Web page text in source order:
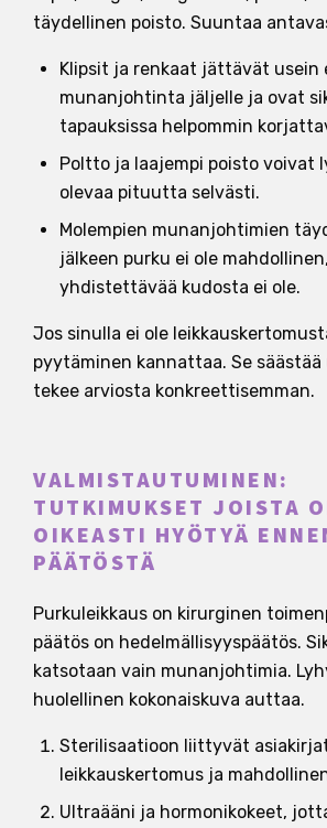
täydellinen poisto. Suuntaa
Klipsit ja renkaat jättävät usein
munanjohtinta jäljelle ja ovat
tapauksissa helpommin
Poltto ja laajempi poisto voivat
olevaa pituutta selvästi.
Molempien munanjohtimien
jälkeen purku ei ole
yhdistettävää kudosta ei ole.
Jos sinulla ei ole
pyytäminen kannattaa. Se säästää
tekee arviosta konkreettisemman.
VALMISTAUTUMINEN:
TUTKIMUKSET JOISTA
OIKEASTI HYÖTYÄ
PÄÄTÖSTÄ
Purkuleikkaus on kirurginen
päätös on hedelmällisyyspäätös.
katsotaan vain munanjohtimia.
huolellinen kokonaiskuva auttaa.
Sterilisaatioon liittyvät
leikkauskertomus ja
Ultraääni ja hormonikokeet,